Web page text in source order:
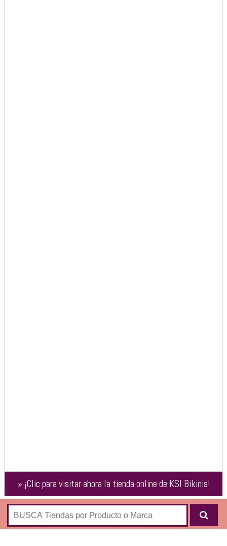
» ¡Clic para visitar ahora la tienda online de KSI Bikinis!
Tienda online de trajes de baño e indumentaria deportiva de
la marcaKSI